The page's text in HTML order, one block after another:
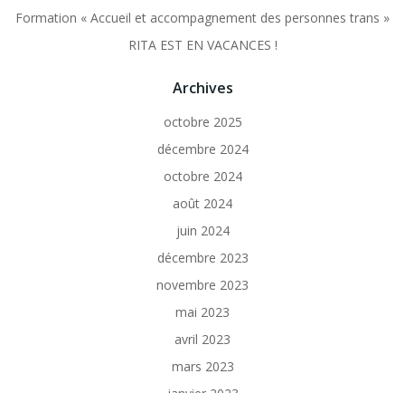
Formation « Accueil et accompagnement des personnes trans »
RITA EST EN VACANCES !
Archives
octobre 2025
décembre 2024
octobre 2024
août 2024
juin 2024
décembre 2023
novembre 2023
mai 2023
avril 2023
mars 2023